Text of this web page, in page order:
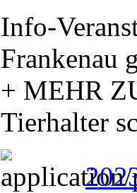
Info-
Frankenau
+ MEHR
Tierhalter